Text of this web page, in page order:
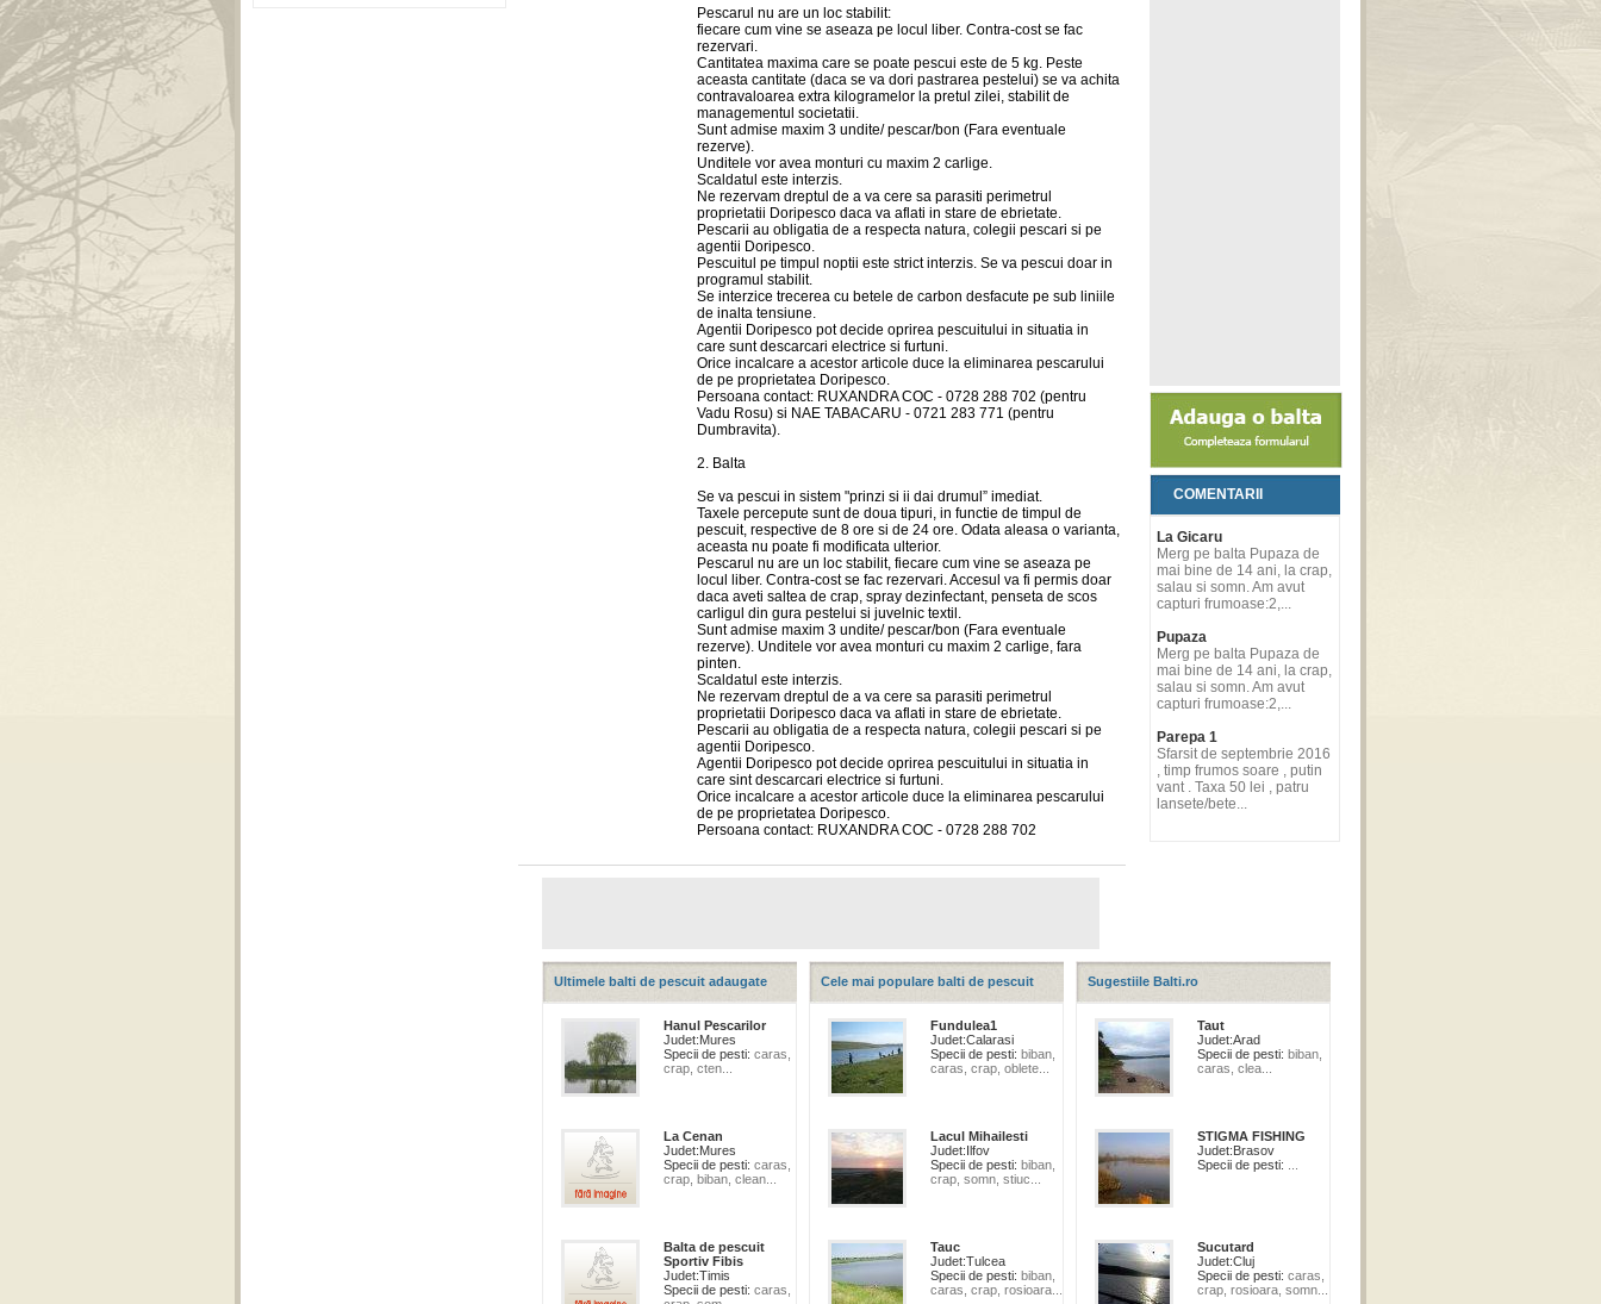
Pescarul nu are un loc stabilit:
fiecare cum vine se aseaza pe locul liber. Contra-cost se fac
rezervari.
Cantitatea maxima care se poate pescui este de 5 kg. Peste
aceasta cantitate (daca se va dori pastrarea pestelui) se va achita
contravaloarea extra kilogramelor la pretul zilei, stabilit de
managementul societatii.
Sunt admise maxim 3 undite/ pescar/bon (Fara eventuale
rezerve).
Unditele vor avea monturi cu maxim 2 carlige.
Scaldatul este interzis.
Ne rezervam dreptul de a va cere sa parasiti perimetrul
proprietatii Doripesco daca va aflati in stare de ebrietate.
Pescarii au obligatia de a respecta natura, colegii pescari si pe
agentii Doripesco.
Pescuitul pe timpul noptii este strict interzis. Se va pescui doar in
programul stabilit.
Se interzice trecerea cu betele de carbon desfacute pe sub liniile
de inalta tensiune.
Agentii Doripesco pot decide oprirea pescuitului in situatia in
care sunt descarcari electrice si furtuni.
Orice incalcare a acestor articole duce la eliminarea pescarului
de pe proprietatea Doripesco.
Persoana contact: RUXANDRA COC - 0728 288 702 (pentru
Vadu Rosu) si NAE TABACARU - 0721 283 771 (pentru
Dumbravita).
2. Balta
Se va pescui in sistem "prinzi si ii dai drumul” imediat.
Taxele percepute sunt de doua tipuri, in functie de timpul de
pescuit, respective de 8 ore si de 24 ore. Odata aleasa o varianta,
aceasta nu poate fi modificata ulterior.
Pescarul nu are un loc stabilit, fiecare cum vine se aseaza pe
locul liber. Contra-cost se fac rezervari. Accesul va fi permis doar
daca aveti saltea de crap, spray dezinfectant, penseta de scos
carligul din gura pestelui si juvelnic textil.
Sunt admise maxim 3 undite/ pescar/bon (Fara eventuale
rezerve). Unditele vor avea monturi cu maxim 2 carlige, fara
pinten.
Scaldatul este interzis.
Ne rezervam dreptul de a va cere sa parasiti perimetrul
proprietatii Doripesco daca va aflati in stare de ebrietate.
Pescarii au obligatia de a respecta natura, colegii pescari si pe
agentii Doripesco.
Agentii Doripesco pot decide oprirea pescuitului in situatia in
care sint descarcari electrice si furtuni.
Orice incalcare a acestor articole duce la eliminarea pescarului
de pe proprietatea Doripesco.
Persoana contact: RUXANDRA COC - 0728 288 702
COMENTARII
La Gicaru
Merg pe balta Pupaza de
mai bine de 14 ani, la crap,
salau si somn. Am avut
capturi frumoase:2,...
Pupaza
Merg pe balta Pupaza de
mai bine de 14 ani, la crap,
salau si somn. Am avut
capturi frumoase:2,...
Parepa 1
Sfarsit de septembrie 2016
, timp frumos soare , putin
vant . Taxa 50 lei , patru
lansete/bete...
Ultimele balti de pescuit adaugate
Hanul Pescarilor
Judet:Mures
Specii de pesti: caras,
crap, cten...
La Cenan
Judet:Mures
Specii de pesti: caras,
crap, biban, clean...
Balta de pescuit
Sportiv Fibis
Judet:Timis
Specii de pesti: caras,
Cele mai populare balti de pescuit
Fundulea1
Judet:Calarasi
Specii de pesti: biban,
caras, crap, oblete...
Lacul Mihailesti
Judet:Ilfov
Specii de pesti: biban,
crap, somn, stiuc...
Tauc
Judet:Tulcea
Specii de pesti: biban,
caras, crap, rosioara...
Sugestiile Balti.ro
Taut
Judet:Arad
Specii de pesti: biban,
caras, clea...
STIGMA FISHING
Judet:Brasov
Specii de pesti:
Sucutard
Judet:Cluj
Specii de pesti: caras,
crap, rosioara, somn...